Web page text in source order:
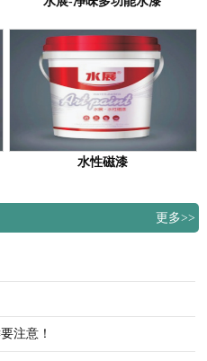
水性磁漆
更多>>
注意！